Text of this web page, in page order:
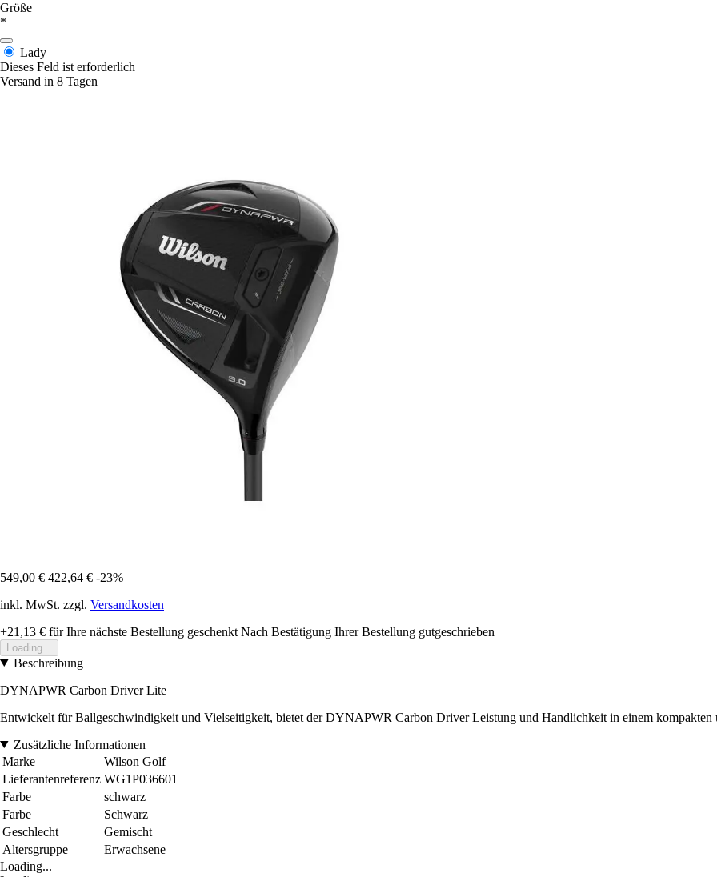
Größe
*
Lady
Dieses Feld ist erforderlich
Versand in 8 Tagen
549,00 € 422,64 € -23%
inkl. MwSt. zzgl. Versandkosten
+21,13 € für Ihre nächste Bestellung geschenkt Nach Bestätigung Ihrer Bestellung gutgeschrieben
Loading...
Beschreibung
DYNAPWR Carbon Driver Lite
Entwickelt für Ballgeschwindigkeit und Vielseitigkeit, bietet der DYNAPWR Carbon Driver Leistung und Handlichkeit in einem kompakten
Zusätzliche Informationen
Marke
Wilson Golf
Lieferantenreferenz WG1P036601
Farbe
schwarz
Farbe
Schwarz
Geschlecht
Gemischt
Altersgruppe
Erwachsene
Loading...